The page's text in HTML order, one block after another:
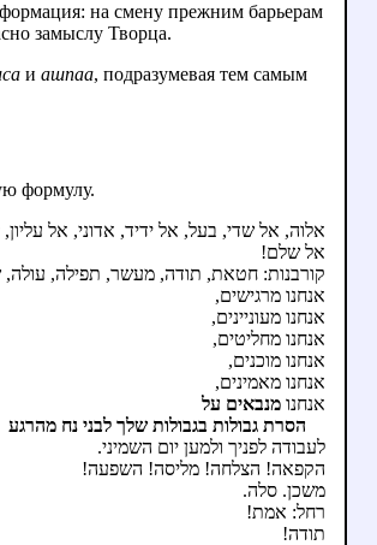
на смену прежним барьерам
замыслу Творца.
и ашпаа, подразумевая тем самым
формулу.
אלוה, אל שדי, בעל, אל ידיד, אדוני, אל עליון,
אל שלם!
קורבנות: חטאת, תודה, מעשר, תפילה, עולה,
אנחנו מרגישים,
אנחנו מעוניינים,
אנחנו מחליטים,
אנחנו מוכנים,
אנחנו מאמינים,
אנחנו מנבאים על
הסרת גבולות בגבולות שלך לבני נח מהרגע
לעבודה לפניך ולמען יום השמיני.
הקפאה! הצלחה! מליסה! השפעה!
משכן. סלה.
רחל: אמת!
תודה!